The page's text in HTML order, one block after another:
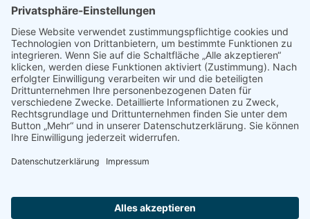
übrigens aufgrund ihrer anerkannten
Gemeinnützigkeit als Sonderausgaben
steuerlich abzugsfähig. Weitere Informationen
zum Förderverein finden Sie hier:ebstorf-
basket.de/foerderverein(bitte auf den Link
klicken).
Ein großes Dankeschön an den
Förderverein Basketball Region
Uelzen e. V..
Die Basketballabteilung des TuS